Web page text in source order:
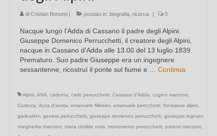
di Cristian Bonomi | postato in: biografia ricerca | 0
Nacque lungo l’Adda di Cassano il padre degli Alpini.
Giuseppe Domenico Perrucchetti, il creatore degli Alpini,
nacque in Cassano d’Adda alle 13.00 del 13 luglio 1839.
Prematuro. Suo padre Giuseppe era un ingegnere
sessantenne, ricostruì il ponte sul fiume e … Continua
Alpini ANA cadorna carlo perrucchetti Cassano d'Adda cugino manzoni
Custoza
duca d'aosta emanuele filiberto emanuele perrcchetti fondatore alpini
garibaldini genera perrucchetti giuseppe domenico perrucchetti giuseppe legnani
margherita manzoni maria clotilde rotta monumento perrucchetti parenti manzoni